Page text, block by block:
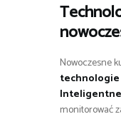
Nowoczesne
technologie
monitorować